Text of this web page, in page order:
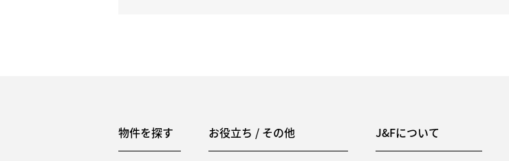
物件を探す お役立ち / その他 J&Fについて